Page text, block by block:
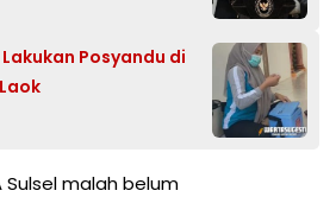
Posyandu di
Sulsel malah belum